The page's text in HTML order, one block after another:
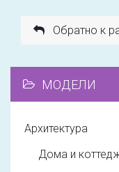
Обратно к
МОДЕЛИ
Архитектура
Дома и